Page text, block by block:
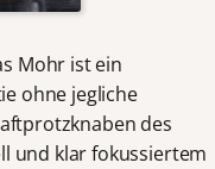
Mohr ist ein
ohne jegliche
des
und klar fokussiertem